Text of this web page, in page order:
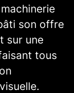
son offre
sur une
tous